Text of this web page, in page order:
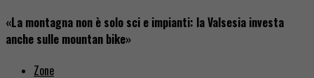
«La montagna non è solo sci e impianti: la Valsesia investa
anche sulle mountan bike»
Zone